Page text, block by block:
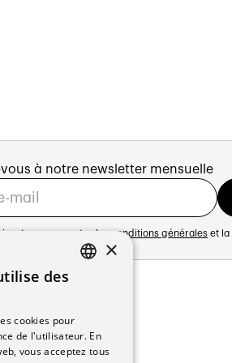
vous à notre newsletter mensuelle
vous acceptez les conditions générales et la
21
635 16 82
×
des
cookies pour
de l'utilisateur. En
vous acceptez tous